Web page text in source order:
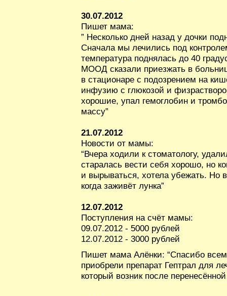
30.07.2012
Пишет мама:
” Несколько дней назад у дочки
Сначала мы лечились под
температура поднялась до 40
МООД сказали приезжать в
в стационаре с подозрением на
инфузию с глюкозой и
хорошие, упал гемоглобин и
массу”
21.07.2012
Новости от мамы:
“Вчера ходили к стоматологу,
старалась вести себя хорошо, но
и вырываться, хотела убежать. Но
когда заживёт лунка”
12.07.2012
Поступления на счёт мамы:
09.07.2012 - 5000 рублей
12.07.2012 - 3000 рублей
Пишет мама Алёнки: “Спасибо
приобрели препарат Гептрал для
который возник после